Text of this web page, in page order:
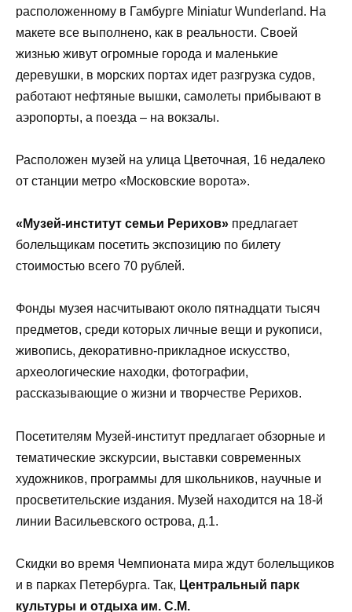
расположенному в Гамбурге Miniatur Wunderland. На
макете все выполнено, как в реальности. Своей
жизнью живут огромные города и маленькие
деревушки, в морских портах идет разгрузка судов,
работают нефтяные вышки, самолеты прибывают в
аэропорты, а поезда – на вокзалы.
Расположен музей на улица Цветочная, 16 недалеко
от станции метро «Московские ворота».
«Музей-институт семьи Рерихов» предлагает
болельщикам посетить экспозицию по билету
стоимостью всего 70 рублей.
Фонды музея насчитывают около пятнадцати тысяч
предметов, среди которых личные вещи и рукописи,
живопись, декоративно-прикладное искусство,
археологические находки, фотографии,
рассказывающие о жизни и творчестве Рерихов.
Посетителям Музей-институт предлагает обзорные и
тематические экскурсии, выставки современных
художников, программы для школьников, научные и
просветительские издания. Музей находится на 18-й
линии Васильевского острова, д.1.
Скидки во время Чемпионата мира ждут болельщиков
и в парках Петербурга. Так, Центральный парк
культуры и отдыха им. С.М.